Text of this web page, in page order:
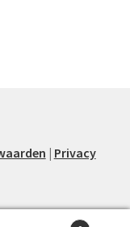
worden
productpagina
| Privacy